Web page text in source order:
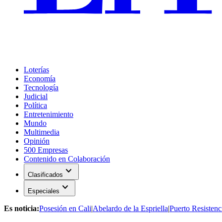
Loterías
Economía
Tecnología
Judicial
Política
Entretenimiento
Mundo
Multimedia
Opinión
500 Empresas
Contenido en Colaboración
Clasificados expand_more
Especiales expand_more
Es noticia:Posesión en Cali|Abelardo de la Espriella|Puerto